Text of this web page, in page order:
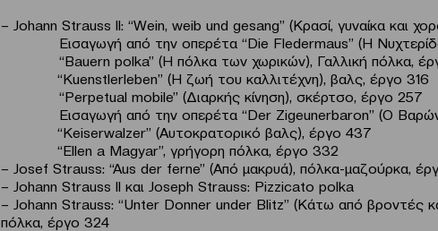
– Johann Strauss ll: “Wein, weib und gesang” (Κρασί, γυναίκα και
Εισαγωγή από την οπερέτα “Die Fledermaus” (Η
“Bauern polka” (Η πόλκα των χωρικών), Γαλλική πόλκα,
“Kuenstlerleben” (Η ζωή του καλλιτέχνη), βαλς, έργο 316
“Perpetual mobile” (Διαρκής κίνηση), σκέρτσο, έργο 257
Eισαγωγή από την οπερέτα “Der Zigeunerbaron” (Ο
“Keiserwalzer” (Αυτοκρατορικό βαλς), έργο 437
“Ellen a Magyar”, γρήγορη πόλκα, έργο 332
– Josef Strauss: “Aus der ferne” (Από μακρυά), πόλκα-μαζούρκα,
– Johann Strauss ll και Joseph Strauss: Pizzicato polka
– Johann Strauss: “Unter Donner under Blitz” (Κάτω από βροντές
πόλκα, έργο 324